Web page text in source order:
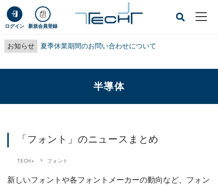
ログイン 新規会員登録
お知らせ 夏季休業期間のお問い合わせについて
半導体
「フォント」のニュースまとめ
TECH+ フォント
新しいフォントや各フォントメーカーの動向など、フォン